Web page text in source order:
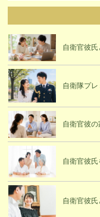
自衛官彼
自衛隊プ
自衛官彼
自衛官彼
自衛官彼